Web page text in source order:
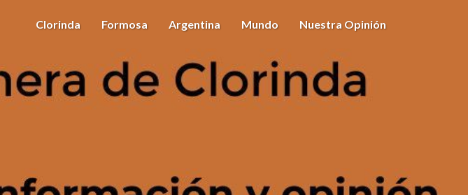
Clorinda Formosa Argentina Mundo Nuestra Opinión